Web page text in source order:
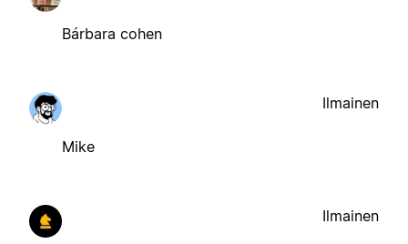
Bárbara cohen
Mike
Ilmainen
Ilmainen